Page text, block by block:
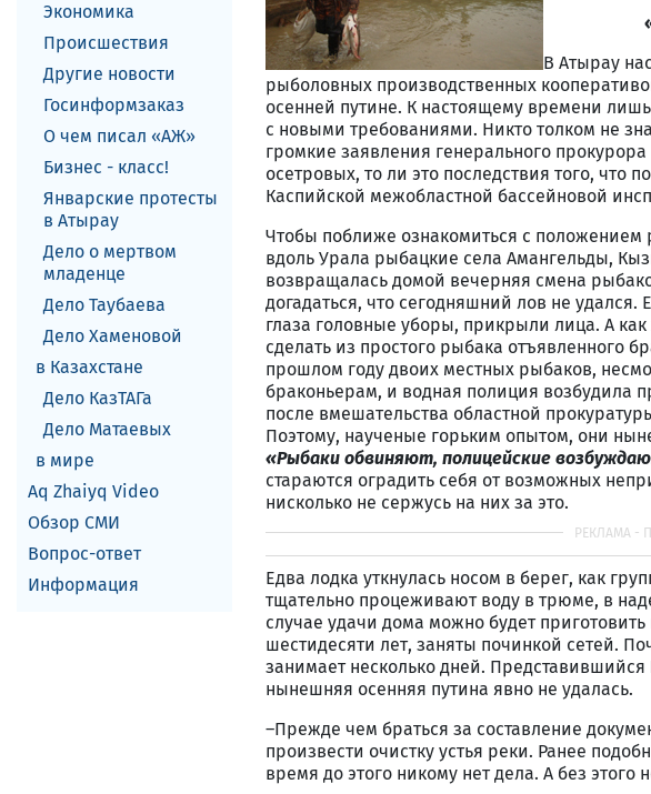
Экономика
Происшествия
Другие новости
Госинформзаказ
О чем писал «АЖ»
Бизнес - класс!
Январские протесты
в Атырау
Дело о мертвом
младенце
Дело Таубаева
Дело Хаменовой
в Казахстане
Дело КазТАГа
Дело Матаевых
в мире
Aq Zhaiyq Video
Обзор СМИ
Вопрос-ответ
Информация
В Атырау
рыболовных производственных
осенней путине. К настоящему времени
с новыми требованиями. Никто толком не
громкие заявления генерального
осетровых, то ли это последствия того,
Каспийской межобластной бассейновой
Чтобы поближе ознакомиться с
вдоль Урала рыбацкие села Амангельды,
возвращалась домой вечерняя смена
догадаться, что сегодняшний лов не
глаза головные уборы, прикрыли лица. А
сделать из простого рыбака отъявленного
прошлом году двоих местных рыбаков,
браконьерам, и водная полиция возбудила
после вмешательства областной
Поэтому, наученые горьким опытом, они
«Рыбаки обвиняют, полицейские
стараются оградить себя от возможных
нисколько не сержусь на них за это.
Едва лодка уткнулась носом в берег, как
тщательно процеживают воду в трюме, в
случае удачи дома можно будет
шестидесяти лет, заняты починкой сетей.
занимает несколько дней. Представившийся
нынешняя осенняя путина явно не удалась.
–Прежде чем браться за составление
произвести очистку устья реки. Ранее
время до этого никому нет дела. А без